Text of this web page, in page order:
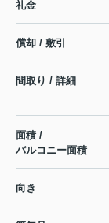
礼金
償却 / 敷引
間取り / 詳細
面積 /
バルコニー面積
向き